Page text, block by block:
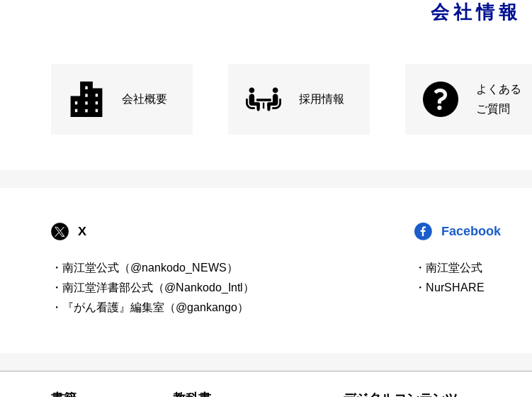
会社情報
会社概要 採用情報
よくある
ご質問
X
・南江堂公式（@nankodo_NEWS）
・南江堂洋書部公式（@Nankodo_Intl）
・『がん看護』編集室（@gankango）
Facebook
・南江堂公式
・NurSHARE